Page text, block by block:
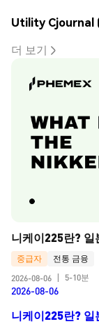
Utility Cjournal
더 보기
니케이225란? 일
중급자
전통 금융
2026-08-06
5-10분
2026-08-06
니케이225란? 일